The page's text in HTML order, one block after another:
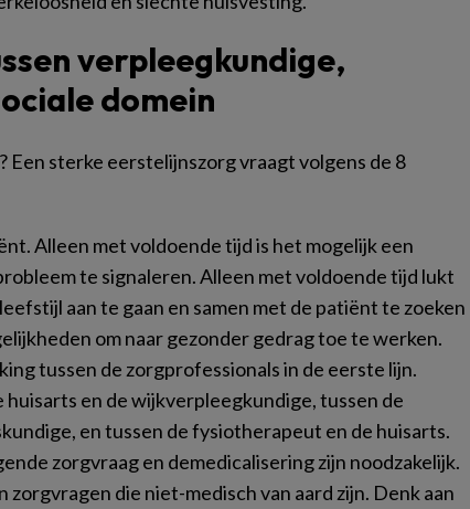
verpleegkundige,
domein
Een sterke eerstelijnszorg vraagt volgens de 8
Alleen met voldoende tijd is het mogelijk een
te signaleren. Alleen met voldoende tijd lukt
aan te gaan en samen met de patiënt te zoeken
om naar gezonder gedrag toe te werken.
tussen de zorgprofessionals in de eerste lijn.
huisarts en de wijkverpleegkundige, tussen de
en tussen de fysiotherapeut en de huisarts.
zorgvraag en demedicalisering zijn noodzakelijk.
die niet-medisch van aard zijn. Denk aan